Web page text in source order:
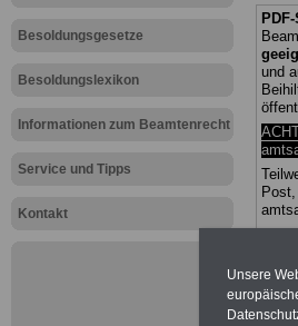
Besoldungsgesetze
Besoldungslexikon
Informationen zum Beamtenrecht
Service und Tipps
Kontakt
und
Unsere